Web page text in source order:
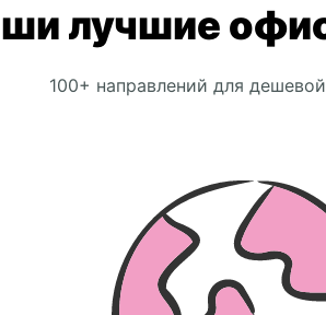
лучшие
100+ направлений для